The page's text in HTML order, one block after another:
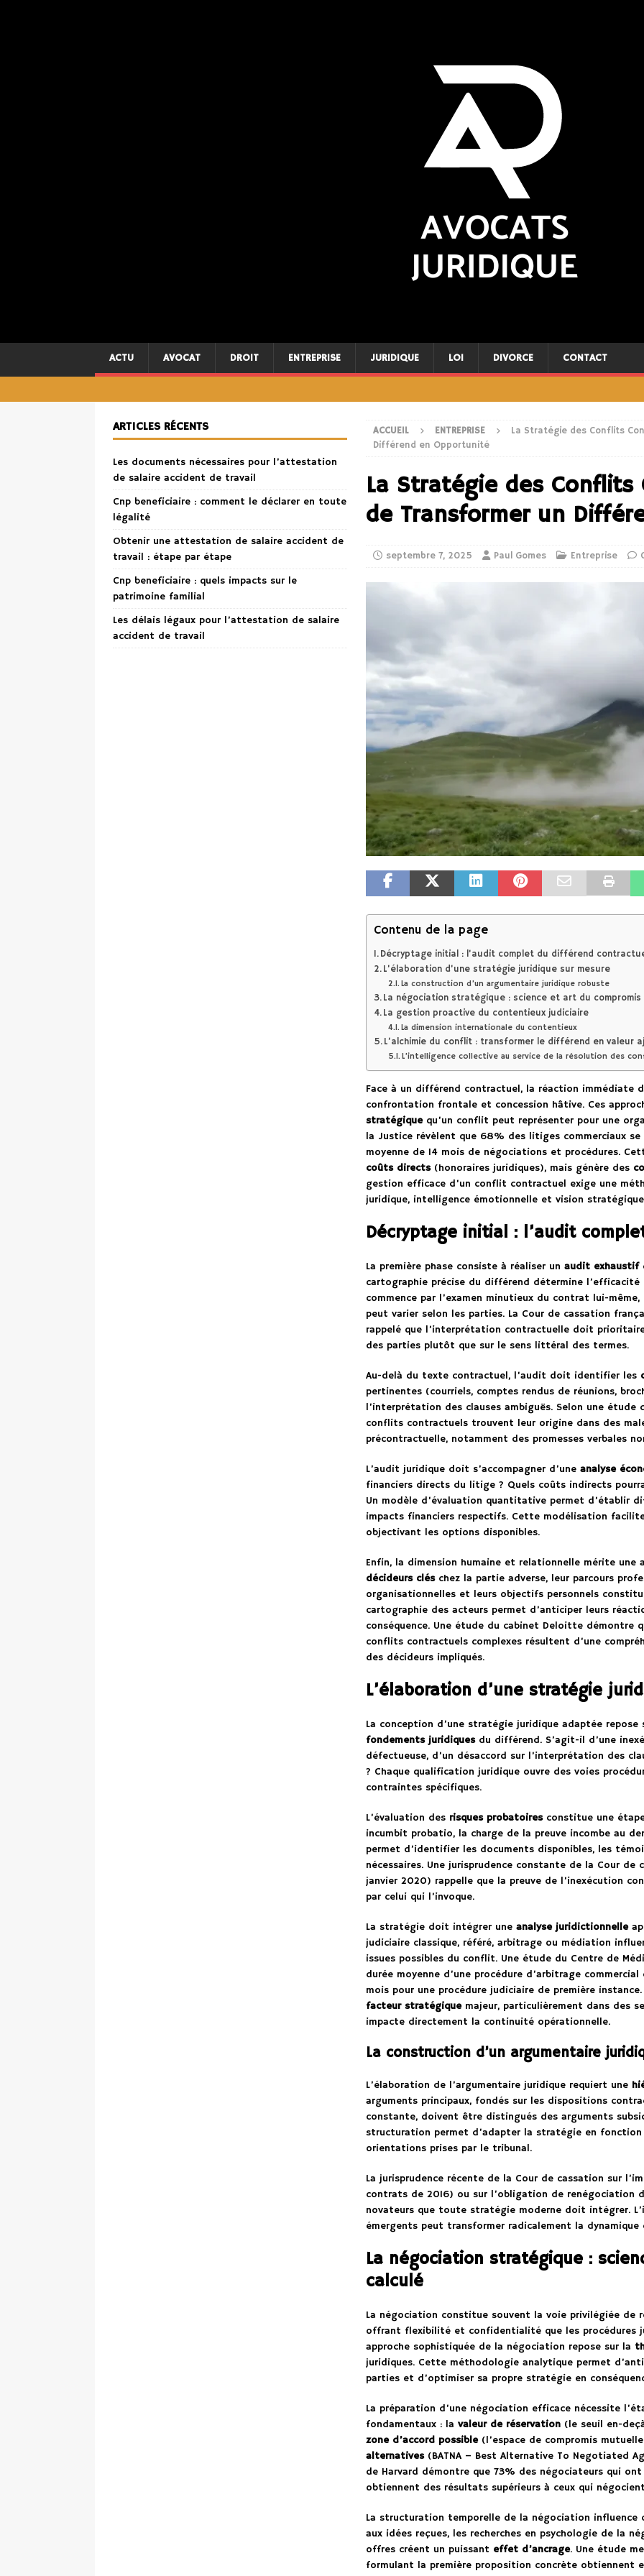
ACTU AVOCAT DROIT ENTREPRISE JURIDIQUE LOI DIVORCE CONTACT
ACCUEIL ENTREPRISE
La Stratégie des Conflits
Différend en Opportunité
La Stratégie des Conflits
de Transformer un
septembre 7, 2025 Paul Gomes Entreprise
Contenu de la page
Décryptage initial : l’audit complet du différend
L’élaboration d’une stratégie juridique sur mesure
La construction d’un argumentaire juridique robuste
La négociation stratégique : science et art du compromis
La gestion proactive du contentieux judiciaire
La dimension internationale du contentieux
L’alchimie du conflit : transformer le différend en valeur
L’intelligence collective au service de la résolution des
Face à un différend contractuel, la réaction immédiate
confrontation frontale et concession hâtive. Ces
stratégiquequ’un conflit peut représenter pour une
la Justice révèlent que 68% des litiges commerciaux
moyenne de 14 mois de négociations et procédures.
coûts directs(honoraires juridiques), mais génère des
gestion efficace d’un conflit contractuel exige une
juridique, intelligence émotionnelle et vision
Décryptage initial : l’audit
La première phase consiste à réaliser un audit exhaustif
cartographie précise du différend détermine
commence par l’examen minutieux du contrat lui-
peut varier selon les parties. La Cour de cassation
rappelé que l’interprétation contractuelle doit
des parties plutôt que sur le sens littéral des termes.
Au-delà du texte contractuel, l’audit doit identifier les
pertinentes (courriels, comptes rendus de réunions,
l’interprétation des clauses ambiguës. Selon une étude
conflits contractuels trouvent leur origine dans des
précontractuelle, notamment des promesses verbales
L’audit juridique doit s’accompagner d’une analyse
financiers directs du litige ? Quels coûts indirects
Un modèle d’évaluation quantitative permet d’établir
impacts financiers respectifs. Cette modélisation
objectivant les options disponibles.
Enfin, la dimension humaine et relationnelle mérite
décideurs cléschez la partie adverse, leur parcours
organisationnelles et leurs objectifs personnels
cartographie des acteurs permet d’anticiper leurs
conséquence. Une étude du cabinet Deloitte démontre
conflits contractuels complexes résultent d’une
des décideurs impliqués.
L’élaboration d’une stratégie
La conception d’une stratégie juridique adaptée
fondements juridiquesdu différend. S’agit-il d’une
défectueuse, d’un désaccord sur l’interprétation des
? Chaque qualification juridique ouvre des voies
contraintes spécifiques.
L’évaluation des risques probatoiresconstitue une
incumbit probatio, la charge de la preuve incombe au
permet d’identifier les documents disponibles, les
nécessaires. Une jurisprudence constante de la Cour de
janvier 2020) rappelle que la preuve de l’inexécution
par celui qui l’invoque.
La stratégie doit intégrer une analyse juridictionnelle
judiciaire classique, référé, arbitrage ou médiation
issues possibles du conflit. Une étude du Centre de
durée moyenne d’une procédure d’arbitrage
mois pour une procédure judiciaire de première
facteur stratégiquemajeur, particulièrement dans des
impacte directement la continuité opérationnelle.
La construction d’un argumentaire
L’élaboration de l’argumentaire juridique requiert une
arguments principaux, fondés sur les dispositions
constante, doivent être distingués des arguments
structuration permet d’adapter la stratégie en
orientations prises par le tribunal.
La jurisprudence récente de la Cour de cassation sur
contrats de 2016) ou sur l’obligation de
novateurs que toute stratégie moderne doit intégrer.
émergents peut transformer radicalement la
La négociation stratégique :
calculé
La négociation constitue souvent la voie privilégiée de
offrant flexibilité et confidentialité que les procédures
approche sophistiquée de la négociation repose sur la
juridiques. Cette méthodologie analytique permet
parties et d’optimiser sa propre stratégie en
La préparation d’une négociation efficace nécessite
fondamentaux : la valeur de réservation(le seuil en-
zone d’accord possible(l’espace de compromis
alternatives(BATNA – Best Alternative To Negotiated
de Harvard démontre que 73% des négociateurs qui
obtiennent des résultats supérieurs à ceux qui
La structuration temporelle de la négociation influence
aux idées reçues, les recherches en psychologie de la
offres créent un puissant effet d’ancrage. Une étude
formulant la première proposition concrète obtiennent
ARTICLES RÉCENTS
Les documents nécessaires pour l’attestation
de salaire accident de travail
Cnp beneficiaire : comment le déclarer en toute
légalité
Obtenir une attestation de salaire accident de
travail : étape par étape
Cnp beneficiaire : quels impacts sur le
patrimoine familial
Les délais légaux pour l’attestation de salaire
accident de travail